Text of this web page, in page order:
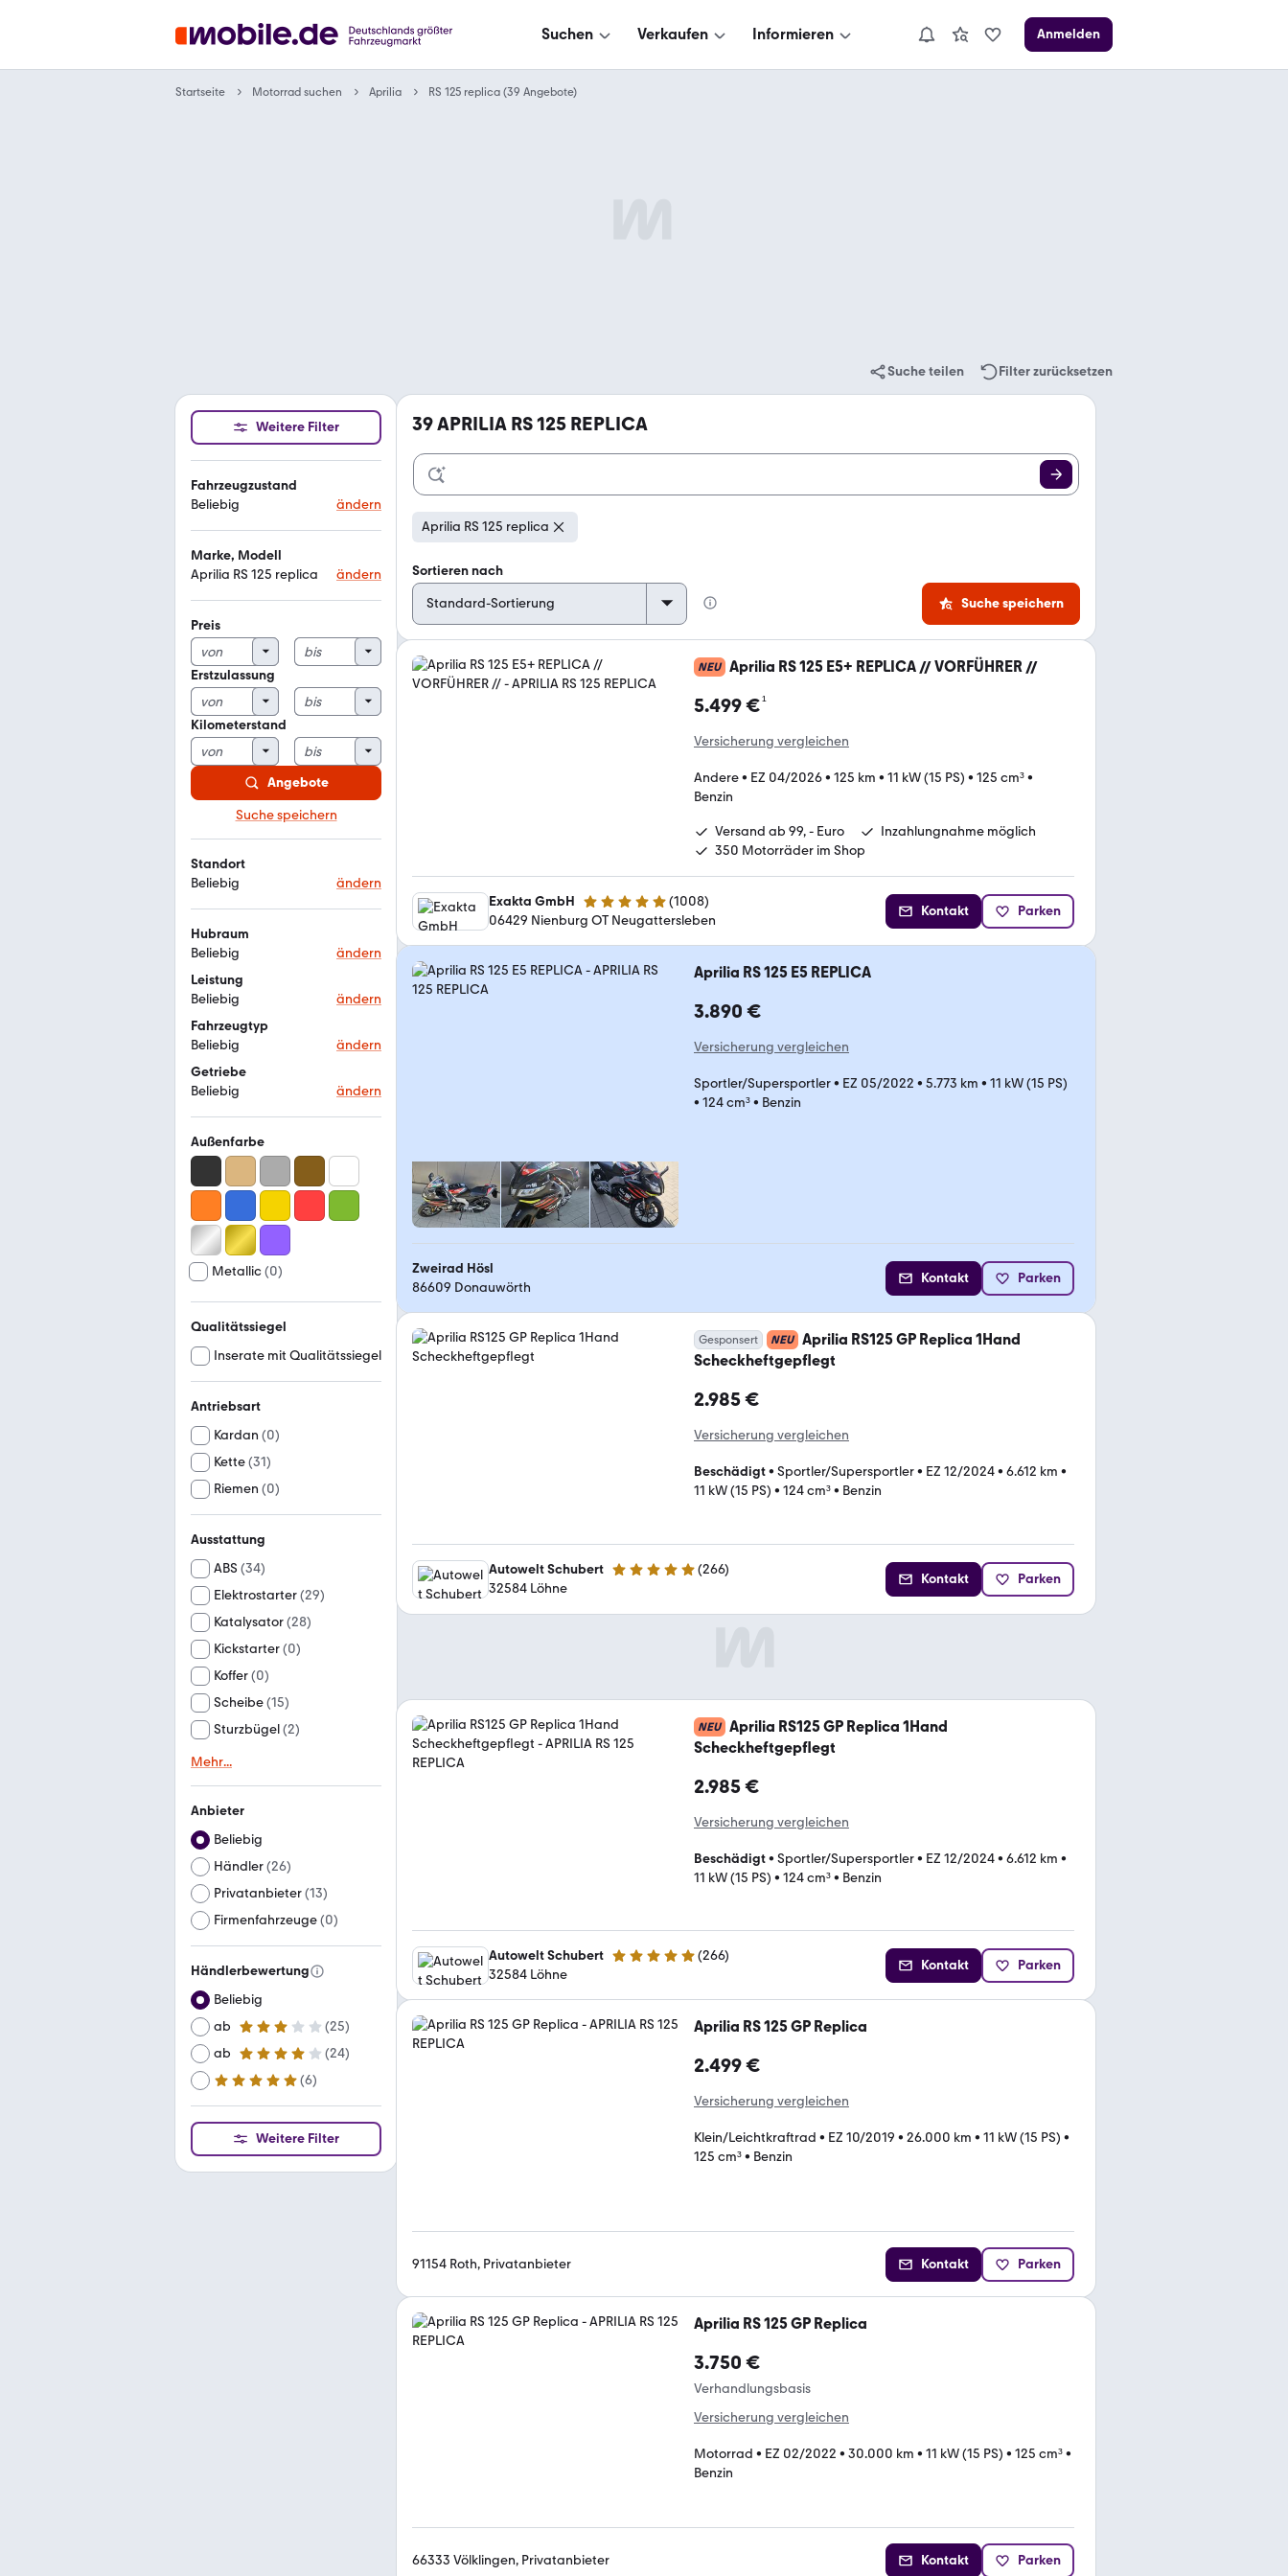
Suchen Verkaufen Informieren Anmelden
Startseite Motorrad suchen Aprilia RS 125 replica (39 Angebote)
Suche teilen Filter zurücksetzen
Weitere Filter
Fahrzeugzustand
Beliebig
ändern
Marke, Modell
Aprilia RS 125 replica
ändern
Preis
Erstzulassung
Kilometerstand
Angebote
Suche speichern
Standort
Beliebig
ändern
Hubraum
Beliebig
ändern
Leistung
Beliebig
ändern
Fahrzeugtyp
Beliebig
ändern
Getriebe
Beliebig
ändern
Außenfarbe
Metallic(0)
Qualitätssiegel
Inserate mit Qualitätssiegel
Antriebsart
Kardan (0)
Kette(31)
Riemen (0)
Ausstattung
ABS (34)
Elektrostarter(29)
Katalysator(28)
Kickstarter(0)
Koffer(0)
Scheibe(15)
Sturzbügel(2)
Mehr...
Anbieter
Beliebig
Händler(26)
Privatanbieter(13)
Firmenfahrzeuge(0)
Händlerbewertung
Beliebig
ab
3 Sterne (25)
ab
4 Sterne (24)
ab
5 Sterne (6)
Weitere Filter
39APRILIA RS 125 REPLICA
Aprilia RS 125 replica
Sortieren nach
Suche speichern
NEU Aprilia RS 125 E5+ REPLICA // VORFÜHRER //
5.499 €¹
Versicherung vergleichen
Andere• EZ 04/2026• 125 km • 11 kW (15 PS) • 125 cm³•
Benzin
Versand ab 99, - Euro
Inzahlungnahme möglich
350 Motorräder im Shop
Exakta GmbH 4.8 Sterne (1008)
06429 Nienburg OT Neugattersleben
Kontakt Parken
Aprilia RS 125 E5 REPLICA
3.890 €
Versicherung vergleichen
Sportler/Supersportler• EZ 05/2022 • 5.773 km • 11 kW (15 PS)
• 124 cm³• Benzin
Zweirad Hösl
86609 Donauwörth
Kontakt Parken
Gesponsert NEU
Aprilia RS125 GP Replica 1Hand
Scheckheftgepflegt
2.985 €
Versicherung vergleichen
Beschädigt• Sportler/Supersportler• EZ 12/2024• 6.612 km •
11 kW (15 PS) • 124 cm³• Benzin
Autowelt Schubert 5 Sterne (266)
32584 Löhne
Kontakt Parken
NEU
Aprilia RS125 GP Replica 1Hand
Scheckheftgepflegt
2.985 €
Versicherung vergleichen
Beschädigt• Sportler/Supersportler• EZ 12/2024• 6.612 km •
11 kW (15 PS) • 124 cm³• Benzin
Autowelt Schubert 5 Sterne (266)
32584 Löhne
Kontakt Parken
Aprilia RS 125 GP Replica
2.499 €
Versicherung vergleichen
Klein/Leichtkraftrad • EZ 10/2019 • 26.000 km • 11 kW (15 PS) •
125 cm³• Benzin
91154 Roth, Privatanbieter Kontakt Parken
Aprilia RS 125 GP Replica
3.750 €
Verhandlungsbasis
Versicherung vergleichen
Motorrad • EZ 02/2022 • 30.000 km • 11 kW (15 PS) • 125 cm³•
Benzin
66333 Völklingen, Privatanbieter Kontakt Parken